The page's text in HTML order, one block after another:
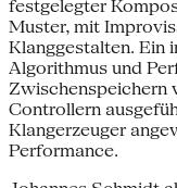
festgelegter
Muster, mit
Klanggestalten. Ein
Algorithmus und
Zwischenspeichern
Controllern
Klangerzeuger
Performance.